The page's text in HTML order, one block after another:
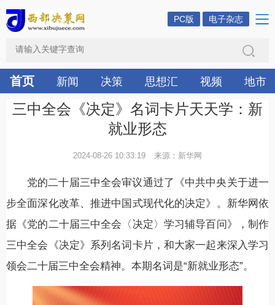
PC版 电子杂志
首页 新闻 决策 思想汇 视频 地市
三中全会《决定》名词卡片天天学：新
就业形态
2024-08-26 10:33:19 来源：新华网
党的二十届三中全会审议通过了《中共中央关于进一
步全面深化改革、推进中国式现代化的决定》。新华网依
据《党的二十届三中全会〈决定〉学习辅导百问》，制作
三中全会《决定》系列名词卡片，和大家一起来深入学习
领会二十届三中全会精神。本期名词是“新就业形态”。